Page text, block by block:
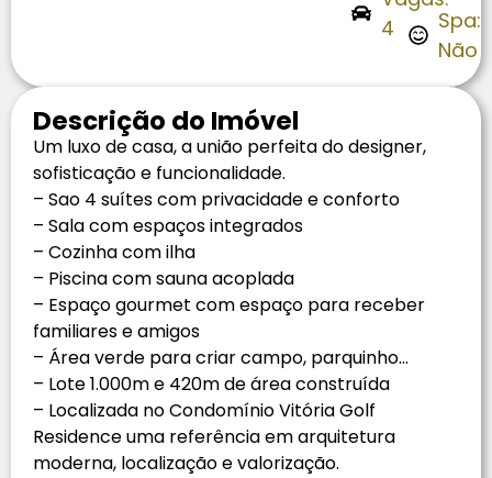
4
Spa:
Não
Descrição do Imóvel
Um luxo de casa, a união perfeita do designer,
sofisticação e funcionalidade.
– Sao 4 suítes com privacidade e conforto
– ⁠Sala com espaços integrados
– ⁠Cozinha com ilha
– Piscina com sauna acoplada
– ⁠Espaço gourmet com espaço para receber
familiares e amigos
– ⁠Área verde para criar campo, parquinho…
– ⁠Lote 1.000m e 420m de área construída
– Localizada no Condomínio Vitória Golf
Residence uma referência em arquitetura
moderna, localização e valorização.